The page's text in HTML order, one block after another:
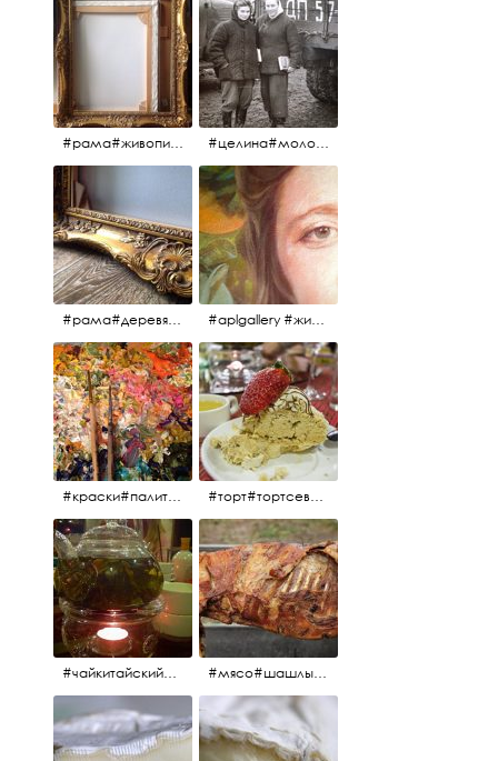
#рама#живопись#антиквариат#спб#aplgallery #целина#молодёжьнацелине#комсомолки#50тыегода #50тые#СССР
#рама#деревяннаярама#антиквариат#живопись#aplgallery #aplgallery #живопись #портрет
#краски#палитра#картина#живопись#aplgallery #торт#тортсевер#север#severspb#северметрополь#безе#безесклубникой#тортвоздушный#тортсбезе#cake#meringuecake#meringuecakewithstrawberries @sever_metropol
#чайкитайский#чай#tea#teachinese @chinacook.ru #мясо#шашлык#шашлыкмашлык #пальчикиоближешь